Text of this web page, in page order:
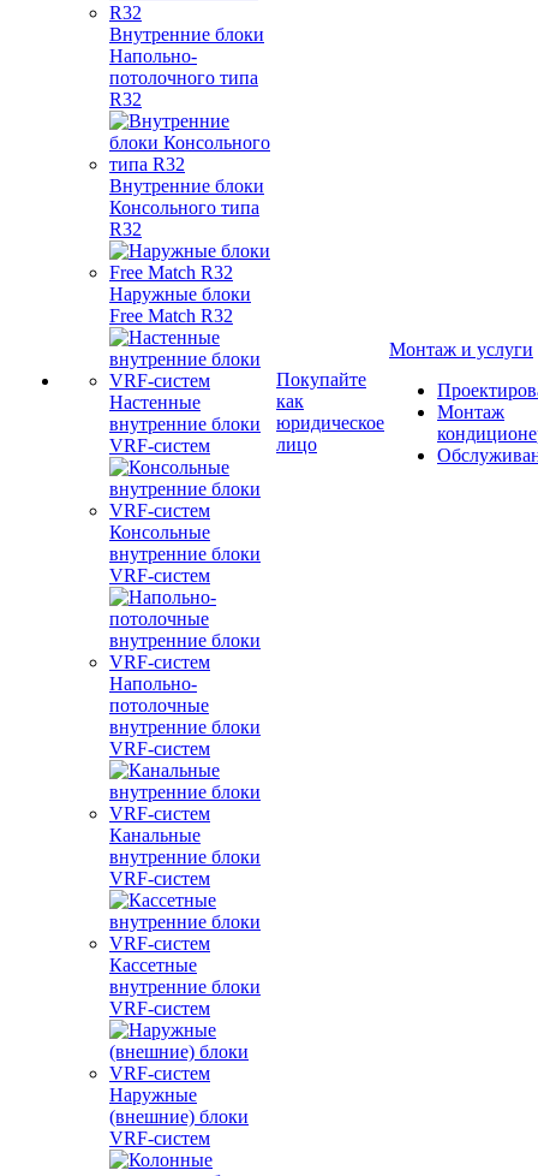
Внутренние блоки
Напольно-
потолочного типа
R32
Внутренние блоки
Консольного типа
R32
Наружные блоки
Free Match R32
Настенные
внутренние блоки
VRF-систем
Консольные
внутренние блоки
VRF-систем
Напольно-
потолочные
внутренние блоки
VRF-систем
Канальные
внутренние блоки
VRF-систем
Кассетные
внутренние блоки
VRF-систем
Наружные
(внешние) блоки
VRF-систем
Покупайте
как
юридическое
лицо
Монтаж и услуги
Монтаж